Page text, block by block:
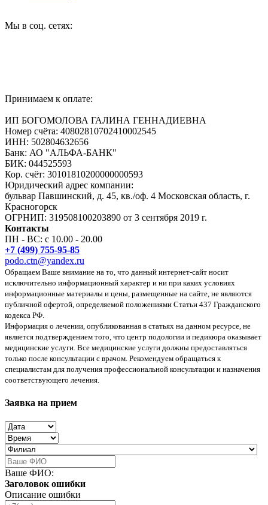
Мы в соц. сетях:
Принимаем к оплате:
ИП БОГОМОЛОВА ГАЛИНА ГЕННАДИЕВНА
Номер счёта: 40802810702410002545
ИНН: 502804632656
Банк: АО "АЛЬФА-БАНК"
БИК: 044525593
Кор. счёт: 30101810200000000593
Юридический адрес компании:
бульвар Павшинский, д. 45, кв./оф. 4 Московская область, г.
Красногорск
ОГРНИП: 319508100203890 от 3 сентября 2019 г.
Контакты
ПН - ВС: с 10.00 - 20.00
+7 (499) 755-95-85
podo.ctn@yandex.ru
Обращаем Ваше внимание на то, что данный интернет-сайт носит
исключительно информационный характер и ни при каких условиях
информационные материалы и цены, размещенные на сайте, не являются
публичной офертой, определяемой положениями Статьи 437 Гражданского
кодекса РФ.
Информация о лечении, опубликованная в статьях на данном ресурсе, не
является подтверждением того, что центр подологии и педикюра оказывает
медицинские услуги. Все медицинские услуги должны предоставляться
только после консультации с врачом. Рекомендуем обращаться к
специалистам для получения профессиональной консультации и назначения
соответствующего лечения.
Заявка на прием
Ваше ФИО:
Заголовок ошибки
Описание ошибки